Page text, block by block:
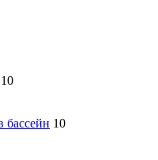
10
бассейн 10